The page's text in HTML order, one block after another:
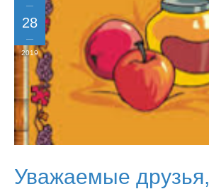
28
2019
Уважаемые друзья,